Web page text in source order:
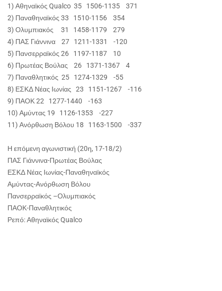
1) Αθηναϊκός Qualco 35 1506-1135 371
2) Παναθηναϊκός 33 1510-1156 354
3) Ολυμπιακός 31 1458-1179 279
4) ΠΑΣ Γιάννινα 27 1211-1331 -120
5) Πανσερραϊκός 26 1197-1187 10
6) Πρωτέας Βούλας 26 1371-1367 4
7) Παναθλητικός 25 1274-1329 -55
8) ΕΣΚΔ Νέας Ιωνίας 23 1151-1267 -116
9) ΠΑΟΚ 22 1277-1440 -163
10) Αμύντας 19 1126-1353 -227
11) Ανόρθωση Βόλου 18 1163-1500 -337
Η επόμενη αγωνιστική (20η, 17-18/2)
ΠΑΣ Γιάννινα-Πρωτέας Βούλας
ΕΣΚΔ Νέας Ιωνίας-Παναθηναϊκός
Αμύντας-Ανόρθωση Βόλου
Πανσερραϊκός –Ολυμπιακός
ΠΑΟΚ-Παναθλητικός
Ρεπό: Αθηναϊκός Qualco